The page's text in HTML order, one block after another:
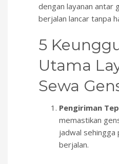
dengan layanan antar
berjalan lancar tanpa
5
Utama
Sewa
Pengiriman
memastikan
jadwal
berjalan.